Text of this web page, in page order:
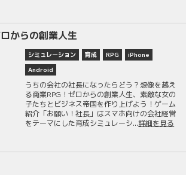
からの創業人生
シミュレーション 育成 RPG
iPhone
Android
うちの会社の社長になったらどう？想像を越え
る商業RPG！ゼロからの創業人生、素敵な女の
子たちとビジネス帝国を作り上げよう！ゲーム
紹介「お願い！社長」はスマホ向けの会社経営
をテーマにした育成シミュレーシ...詳細を見る